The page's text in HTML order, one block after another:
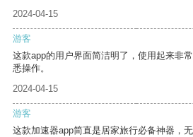
2024-04-15
游客
这款app的用户界面简洁明了，使用起来非
悉操作。
2024-04-15
游客
这款加速器app简直是居家旅行必备神器，